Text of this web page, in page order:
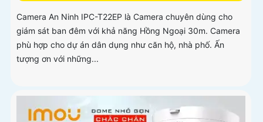
Camera An Ninh IPC-T22EP là Camera chuyên dùng cho
giám sát ban đêm với khả năng Hồng Ngoại 30m. Camera
phù hợp cho dự án dân dụng như căn hộ, nhà phố. Ấn
tượng ơn với những...